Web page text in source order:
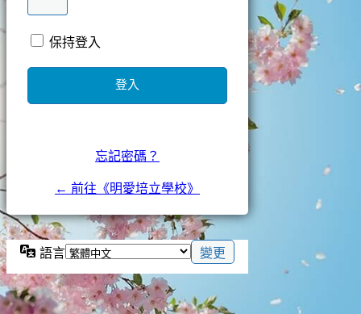
保持登入
忘記密碼？
← 前往《明愛培立學校》
語言